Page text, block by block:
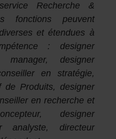
Recherche &
fonctions peuvent
et étendues à
: designer
manager, designer
en stratégie,
Produits, designer
en recherche et
designer
analyste, directeur